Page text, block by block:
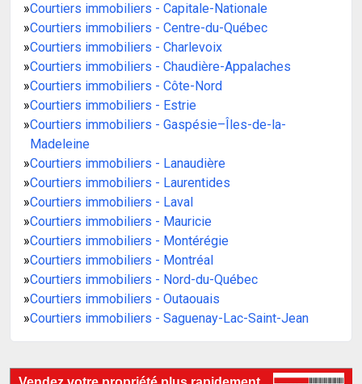
»Courtiers immobiliers - Capitale-Nationale
»Courtiers immobiliers - Centre-du-Québec
»Courtiers immobiliers - Charlevoix
»Courtiers immobiliers - Chaudière-Appalaches
»Courtiers immobiliers - Côte-Nord
»Courtiers immobiliers - Estrie
»Courtiers immobiliers - Gaspésie–Îles-de-la-
Madeleine
»Courtiers immobiliers - Lanaudière
»Courtiers immobiliers - Laurentides
»Courtiers immobiliers - Laval
»Courtiers immobiliers - Mauricie
»Courtiers immobiliers - Montérégie
»Courtiers immobiliers - Montréal
»Courtiers immobiliers - Nord-du-Québec
»Courtiers immobiliers - Outaouais
»Courtiers immobiliers - Saguenay-Lac-Saint-Jean